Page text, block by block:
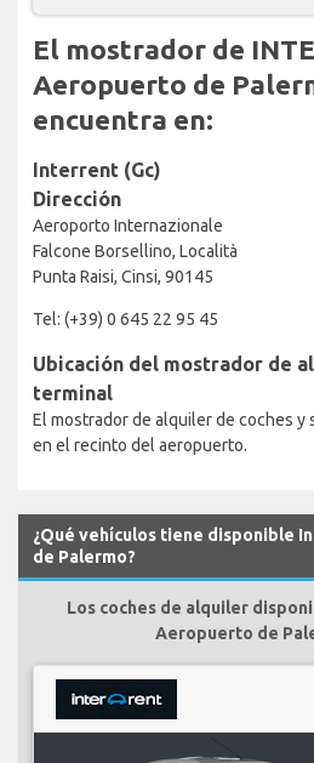
El mostrador de
Aeropuerto de
encuentra en:
Interrent (Gc)
Dirección
Aeroporto Internazionale
Falcone Borsellino, Località
Punta Raisi, Cinsi, 90145
Tel: (+39) 0 645 22 95 45
Ubicación del mostrador de
terminal
El mostrador de alquiler de coches y
en el recinto del aeropuerto.
¿Qué vehículos tiene disponible
de Palermo?
Los coches de alquiler
Aeropuerto de